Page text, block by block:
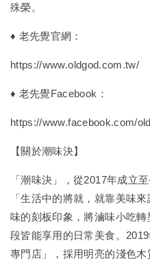
殊榮。
♦ 老先覺官網：
https://www.oldgod.com.tw/
♦ 老先覺Facebook：
https://www.facebook.com/
【關於潮味決】
「潮味決」，從2017年成立
「生活中的將就，就靠美味
味的刻板印象，將滷味小吃
段皆能享用的日常美食。
專門店」，採用明亮的淺色